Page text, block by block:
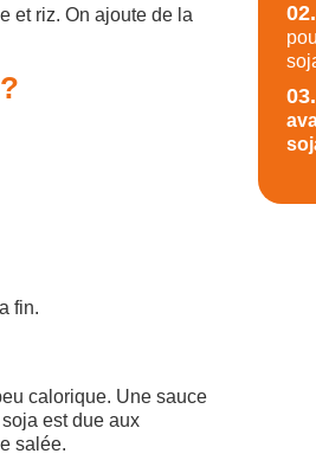
et riz. On ajoute de la
fin.
calorique. Une sauce
est due aux
salée.
02.
03.